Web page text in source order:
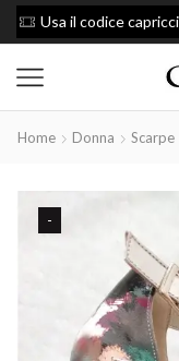
Home Donna Scarpe
-